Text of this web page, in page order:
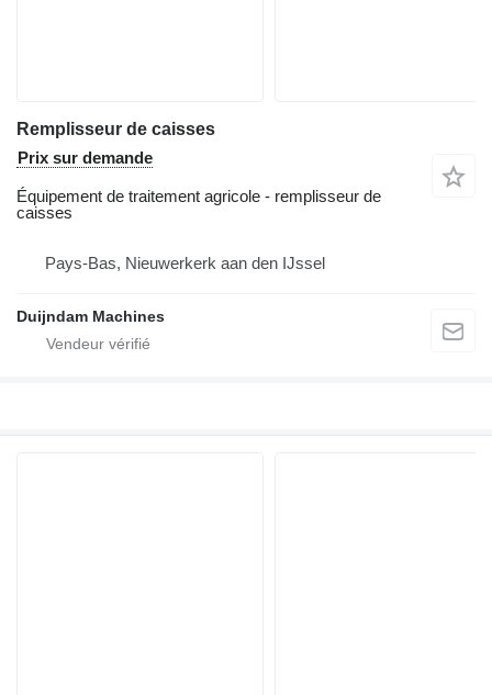
Remplisseur de caisses
Prix sur demande
Équipement de traitement agricole - remplisseur de
caisses
Pays-Bas, Nieuwerkerk aan den IJssel
Duijndam Machines